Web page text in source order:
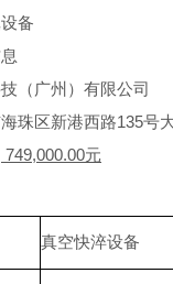
备
（广州）有限公司
珠区新港西路135号
749,000.00元
真空快淬设备